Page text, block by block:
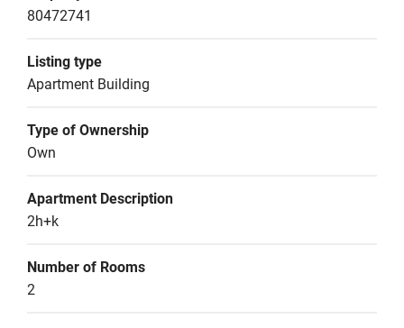
80472741
Listing type
Apartment Building
Type of Ownership
Own
Apartment Description
2h+k
Number of Rooms
2